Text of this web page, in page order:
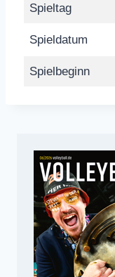
Spieltag
Spieldatum
Spielbeginn